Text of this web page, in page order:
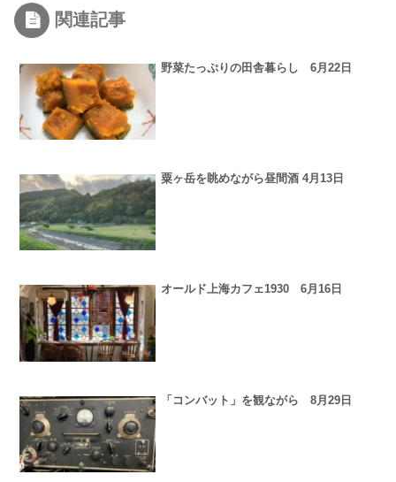
関連記事
野菜たっぷりの田舎暮らし 6月22日
粟ヶ岳を眺めながら昼間酒 4月13日
オールド上海カフェ1930 6月16日
「コンバット」を観ながら 8月29日